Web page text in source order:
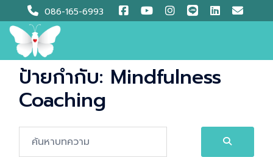
to
content
086-165-6993
ป้ายกำกับ: Mindfulness
Coaching
Search…